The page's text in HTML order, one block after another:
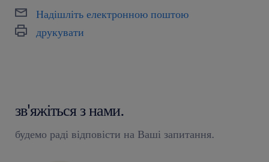
Надішліть електронною поштою
друкувати
зв'яжіться з нами.
будемо раді відповісти на Ваші запитання.